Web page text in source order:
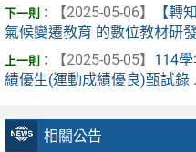
相關公告
【2025-05-06】
【轉
氣候變遷教育 的數位教材研
【2025-05-05】 114
績優生(運動成績優良)甄試錄